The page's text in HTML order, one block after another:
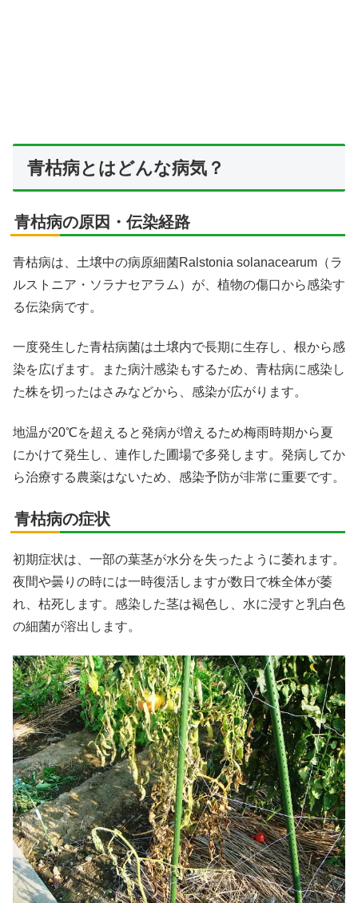
青枯病とはどんな病気？
青枯病の原因・伝染経路
青枯病は、土壌中の病原細菌Ralstonia solanacearum（ラ
ルストニア・ソラナセアラム）が、植物の傷口から感染す
る伝染病です。
一度発生した青枯病菌は土壌内で長期に生存し、根から感
染を広げます。また病汁感染もするため、青枯病に感染し
た株を切ったはさみなどから、感染が広がります。
地温が20℃を超えると発病が増えるため梅雨時期から夏
にかけて発生し、連作した圃場で多発します。発病してか
ら治療する農薬はないため、感染予防が非常に重要です。
青枯病の症状
初期症状は、一部の葉茎が水分を失ったように萎れます。
夜間や曇りの時には一時復活しますが数日で株全体が萎
れ、枯死します。感染した茎は褐色し、水に浸すと乳白色
の細菌が溶出します。